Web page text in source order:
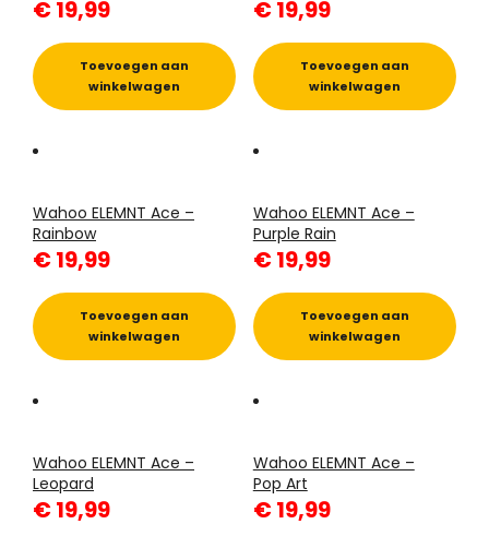
€19,99
Toevoegen aan
winkelwagen
€19,99
Toevoegen aan
winkelwagen
Wahoo ELEMNT Ace –
Rainbow
€19,99
Toevoegen aan
winkelwagen
Wahoo ELEMNT Ace –
Purple Rain
€19,99
Toevoegen aan
winkelwagen
Wahoo ELEMNT Ace –
Leopard
€19,99
Wahoo ELEMNT Ace –
Pop Art
€19,99